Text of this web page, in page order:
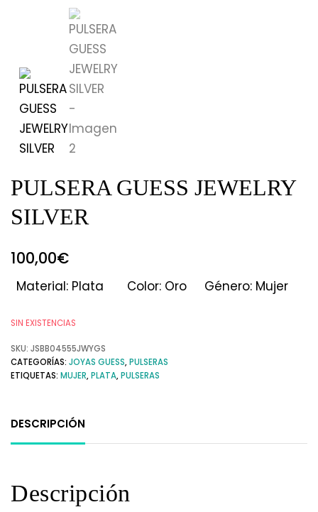
PULSERA GUESS JEWELRY
SILVER
100,00€
Material: Plata Color: Oro Género: Mujer
SIN EXISTENCIAS
SKU: JSBB04555JWYGS
CATEGORÍAS: JOYAS GUESS,PULSERAS
ETIQUETAS: MUJER,PLATA,PULSERAS
DESCRIPCIÓN
Descripción